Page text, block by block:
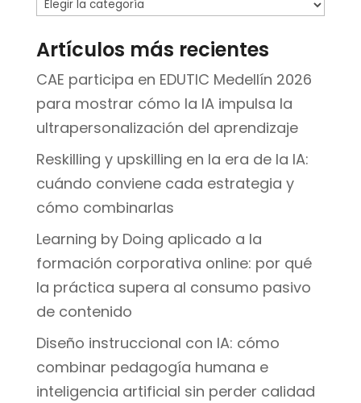
Artículos más recientes
CAE participa en EDUTIC Medellín 2026
para mostrar cómo la IA impulsa la
ultrapersonalización del aprendizaje
Reskilling y upskilling en la era de la IA:
cuándo conviene cada estrategia y
cómo combinarlas
Learning by Doing aplicado a la
formación corporativa online: por qué
la práctica supera al consumo pasivo
de contenido
Diseño instruccional con IA: cómo
combinar pedagogía humana e
inteligencia artificial sin perder calidad